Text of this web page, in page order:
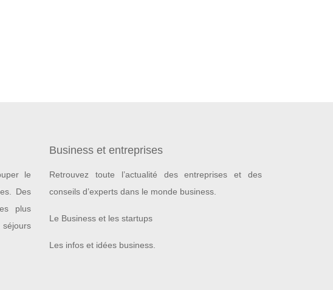
le
Des
plus
Business et entreprises
Retrouvez toute l’actualité des entreprises et des
conseils d’experts dans le monde business.
Le Business et les startups
Les infos et idées business.